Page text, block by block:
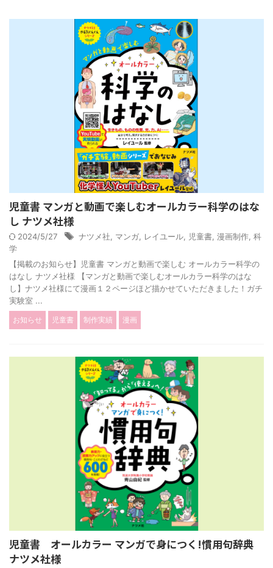
児童書 マンガと動画で楽しむオールカラー科学のはな
し ナツメ社様
2024/5/27 ナツメ社 マンガ レイユール 児童書 漫画制作 科
学
【掲載のお知らせ】児童書 マンガと動画で楽しむ オールカラー科学の
はなし ナツメ社様 【マンガと動画で楽しむオールカラー科学のはな
し】ナツメ社様にて漫画１２ページほど描かせていただきました！ガチ
実験室 ...
お知らせ 児童書 制作実績 漫画
児童書 オールカラー マンガで身につく!慣用句辞典
ナツメ社様